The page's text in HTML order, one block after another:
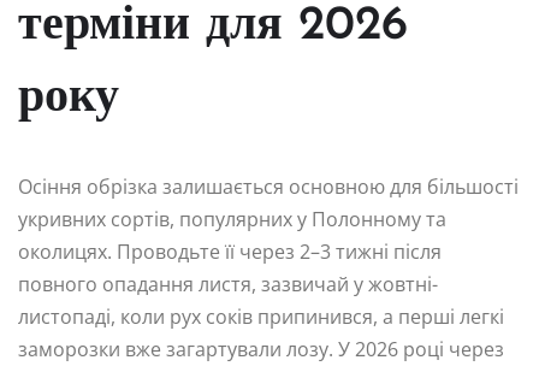
терміни для 2026
року
Осіння обрізка залишається основною для більшості
укривних сортів, популярних у Полонному та
околицях. Проводьте її через 2–3 тижні після
повного опадання листя, зазвичай у жовтні-
листопаді, коли рух соків припинився, а перші легкі
заморозки вже загартували лозу. У 2026 році через